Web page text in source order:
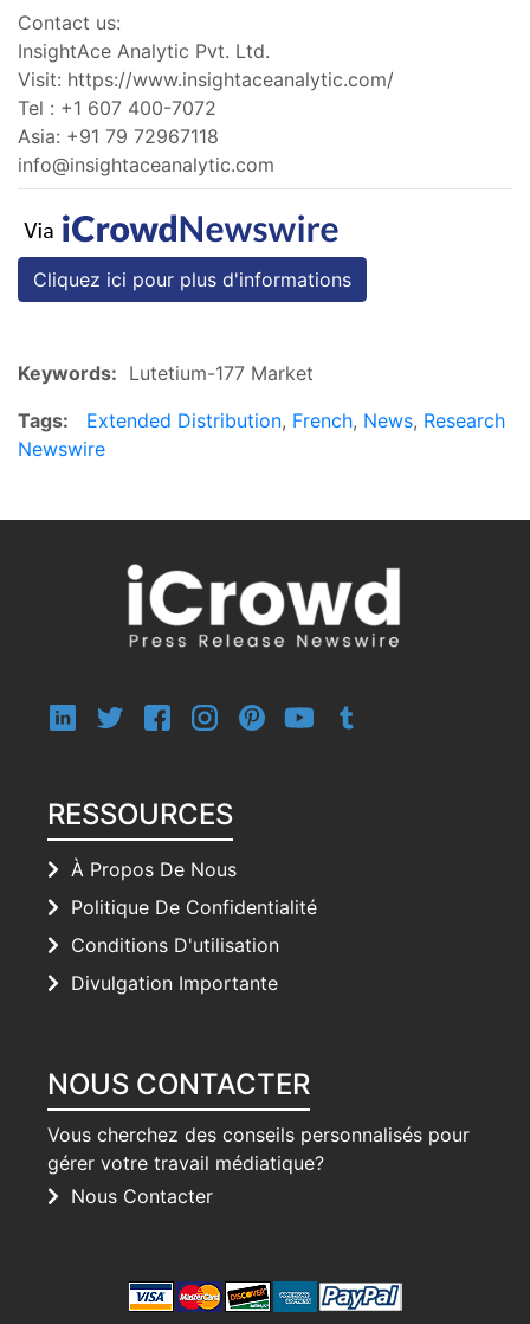
Contact us:
InsightAce Analytic Pvt. Ltd.
Visit: https://www.insightaceanalytic.com/
Tel : +1 607 400-7072
Asia: +91 79 72967118
info@insightaceanalytic.com
Cliquez ici pour plus d'informations
Keywords: Lutetium-177 Market
Tags:
Extended Distribution, French, News, Research
Newswire
RESSOURCES
À Propos De Nous
Politique De Confidentialité
Conditions D'utilisation
Divulgation Importante
NOUS CONTACTER
Vous cherchez des conseils personnalisés pour
gérer votre travail médiatique?
Nous Contacter